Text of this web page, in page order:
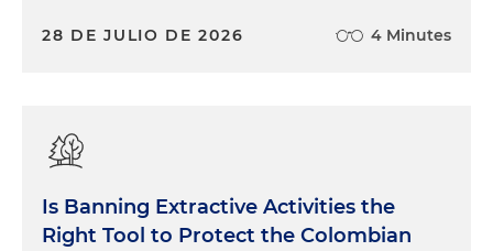
28 DE JULIO DE 2026 4 Minutes
Is Banning Extractive Activities the
Right Tool to Protect the Colombian